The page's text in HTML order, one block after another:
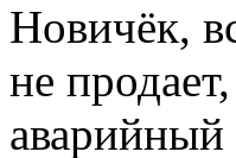
Новичёк,
не
аварийный